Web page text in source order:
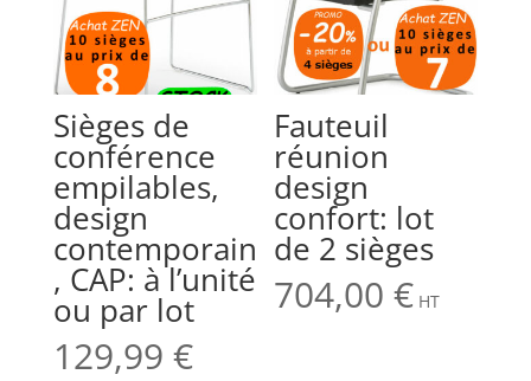
Sièges de
conférence
empilables,
design
contemporain
, CAP: à l’unité
ou par lot
129,99 €
Fauteuil
réunion
design
confort: lot
de 2 sièges
704,00€ HT